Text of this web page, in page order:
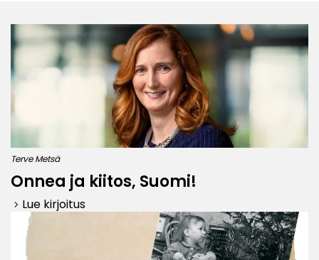
Terve Metsä
Onnea ja kiitos, Suomi!
keyboard_arrow_right Lue kirjoitus